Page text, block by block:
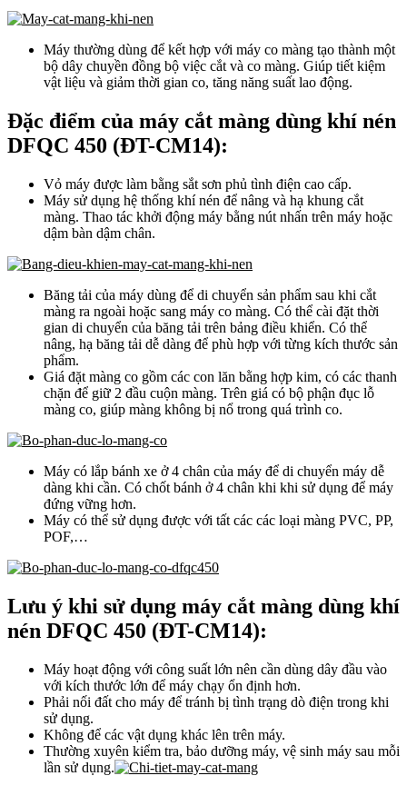
Máy thường dùng để kết hợp với máy co màng tạo thành một
bộ dây chuyền đồng bộ việc cắt và co màng. Giúp tiết kiệm
vật liệu và giảm thời gian co, tăng năng suất lao động.
Đặc điểm của máy cắt màng dùng khí nén
DFQC 450 (ĐT-CM14):
Vỏ máy được làm bằng sắt sơn phủ tình điện cao cấp.
Máy sử dụng hệ thống khí nén để nâng và hạ khung cắt
màng. Thao tác khởi động máy bằng nút nhấn trên máy hoặc
dậm bàn dậm chân.
Băng tải của máy dùng để di chuyển sản phẩm sau khi cắt
màng ra ngoài hoặc sang máy co màng. Có thể cài đặt thời
gian di chuyển của băng tải trên bảng điều khiển. Có thể
nâng, hạ băng tải dễ dàng để phù hợp với từng kích thước sản
phẩm.
Giá đặt màng co gồm các con lăn bằng hợp kim, có các thanh
chặn để giữ 2 đầu cuộn màng. Trên giá có bộ phận đục lỗ
màng co, giúp màng không bị nổ trong quá trình co.
Máy có lắp bánh xe ở 4 chân của máy để di chuyển máy dễ
dàng khi cần. Có chốt bánh ở 4 chân khi khi sử dụng để máy
đứng vững hơn.
Máy có thể sử dụng được với tất các các loại màng PVC, PP,
POF,…
Lưu ý khi sử dụng máy cắt màng dùng khí
nén DFQC 450 (ĐT-CM14):
Máy hoạt động với công suất lớn nên cần dùng dây đầu vào
với kích thước lớn để máy chạy ổn định hơn.
Phải nối đất cho máy để tránh bị tình trạng dò điện trong khi
sử dụng.
Không để các vật dụng khác lên trên máy.
Thường xuyên kiểm tra, bảo dưỡng máy, vệ sinh máy sau mỗi
lần sử dụng.